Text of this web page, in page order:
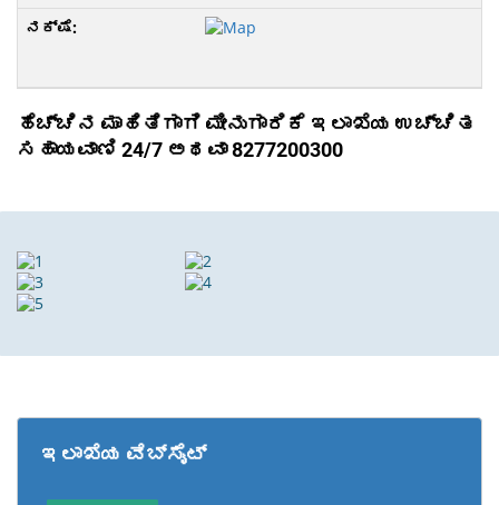
ಹೆಚ್ಚಿನ ಮಾಹಿತಿಗಾಗಿ ಮೀನುಗಾರಿಕೆ ಇಲಾಖೆಯ ಉಚ್ಚಿತ
ಸಹಾಯವಾಣಿ 24/7 ಅಥವಾ 8277200300
ಇಲಾಖೆಯ ವೆಬ್‌ಸೈಟ್